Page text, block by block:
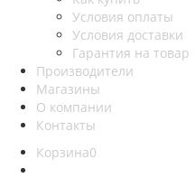
Условия оплаты
Условия доставки
Гарантия на товар
Производители
Магазины
О компании
Контакты
Корзина0